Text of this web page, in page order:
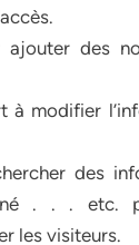
des
modifier
des
né . . . etc.
les visiteurs.